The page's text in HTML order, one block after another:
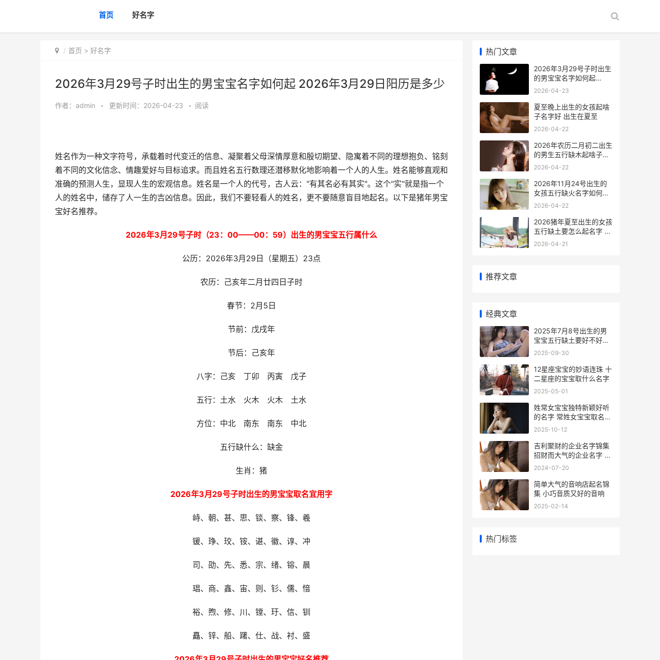
首页 好名字
首页 > 好名字
2026年3月29号子时出生的男宝宝名字如何起 2026年3月29日阳历是多少
作者： admin • 更新时间：2026-04-23 • 阅读
姓名作为一种文字符号，承载着时代变迁的信息、凝聚着父母深情厚意和殷切期望、隐寓着不同的理想抱负、铭刻
着不同的文化信念、情趣爱好与目标追求。而且姓名五行数理还潜移默化地影响着一个人的人生。姓名能够直观和
准确的预测人生，显现人生的宏观信息。姓名是一个人的代号，古人云："有其名必有其实"。这个"实"就是指一个
人的姓名中，储存了人一生的吉凶信息。因此，我们不要轻看人的姓名，更不要随意盲目地起名。以下是猪年男宝
宝好名推荐。
2026年3月29号子时（23：00——00：59）出生的男宝宝五行属什么
公历：2026年3月29日（星期五）23点
农历：己亥年二月廿四日子时
春节：2月5日
节前：戊戌年
节后：己亥年
八字：己亥 丁卯 丙寅 戊子
五行：土水 火木 火木 土水
方位：中北 南东 南东 中北
五行缺什么：缺金
生肖：猪
2026年3月29号子时出生的男宝宝取名宜用字
峙、朝、甚、思、锬、察、锋、羲
锾、琤、珓、铵、谌、徽、谆、冲
司、劭、先、悉、宗、绪、镕、晨
琩、商、鑫、宙、则、钐、儒、愔
裕、煦、修、川、镗、玗、信、钏
矗、锌、船、躇、仕、战、衬、盛
热门文章
2026年3月29号子时出生
的男宝宝名字如何起
2026年3月29日阳历是多
2026-04-23
夏至晚上出生的女孩起啥
子名字好 出生在夏至
2026-04-22
2026年农历二月初二出生
的男生五行缺木起啥子名
字好听 2026年农历二月
2026-04-22
2026年11月24号出生的
女孩五行缺火名字如何起
2026年11月24号是农历
2026-04-22
2026猪年夏至出生的女孩
五行缺土要怎么起名字 属
猪夏至出生的好不好
2026-04-21
推荐文章
经典文章
2025年7月8号出生的男
宝宝五行缺土要好不好取
名字 2025年7月8号出生
岁
2025-09-30
12星座宝宝的妙语连珠 十
二星座的宝宝取什么名字
2025-05-01
姓常女宝宝独特新颖好听
的名字 常姓女宝宝取名大
全2025年
2025-10-12
吉利聚财的企业名字锦集
招财而大气的企业名字 吉
利企业排名
2024-07-20
简单大气的音响店起名锦
集 小巧音质又好的音响
2025-02-14
热门标签